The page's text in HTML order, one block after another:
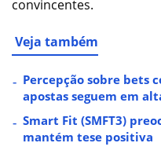
convincentes.
Veja também
Percepção sobre bets
apostas seguem em
Smart Fit (SMFT3)
mantém tese positiva